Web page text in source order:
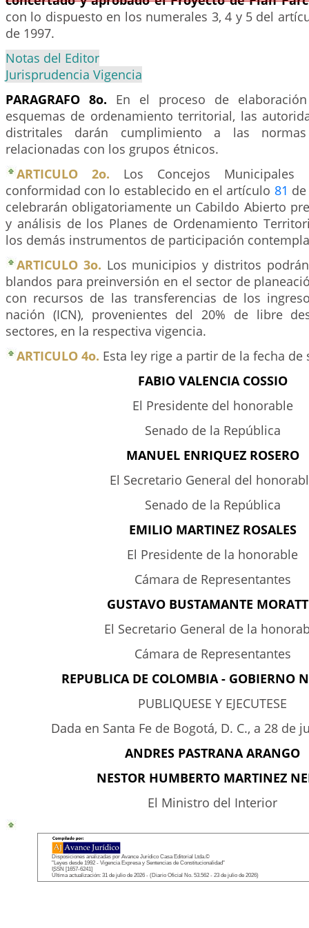
con lo dispuesto en los numerales 3, 4 y 5 del
de 1997.
Notas del Editor
Jurisprudencia Vigencia
PARAGRAFO 8o. En el proceso de
esquemas de ordenamiento territorial, las
distritales darán cumplimiento a las
relacionadas con los grupos étnicos.
ARTICULO 2o. Los Concejos
conformidad con lo establecido en el artículo 81
celebrarán obligatoriamente un Cabildo Abierto
y análisis de los Planes de Ordenamiento
los demás instrumentos de participación
ARTICULO 3o. Los municipios y distritos
blandos para preinversión en el sector de
con recursos de las transferencias de los
nación (ICN), provenientes del 20% de libre
sectores, en la respectiva vigencia.
ARTICULO 4o. Esta ley rige a partir de la fecha
FABIO VALENCIA COSSIO
El Presidente del honorable
Senado de la República
MANUEL ENRIQUEZ ROSERO
El Secretario General del
Senado de la República
EMILIO MARTINEZ ROSALES
El Presidente de la honorable
Cámara de Representantes
GUSTAVO BUSTAMANTE
El Secretario General de la
Cámara de Representantes
REPUBLICA DE COLOMBIA - GOBIERNO
PUBLIQUESE Y EJECUTESE
Dada en Santa Fe de Bogotá, D. C., a 28 de
ANDRES PASTRANA ARANGO
NESTOR HUMBERTO MARTINEZ
El Ministro del Interior
Disposiciones analizadas por Avance Jurídico Casa Editorial Ltda.©
"Leyes desde 1992 - Vigencia Expresa y Sentencias de Constitucionalidad"
ISSN [1657-6241]
Última actualización: 31 de julio de 2026 - (Diario Oficial No. 53.562 - 23 de julio de 2026)